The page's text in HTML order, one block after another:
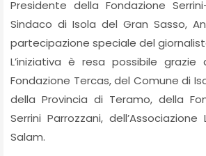
Presidente della Fondazione
Sindaco di Isola del Gran Sasso,
partecipazione speciale del
L’iniziativa è resa possibile
Fondazione Tercas, del Comune di
della Provincia di Teramo, della
Serrini Parrozzani,
Salam.